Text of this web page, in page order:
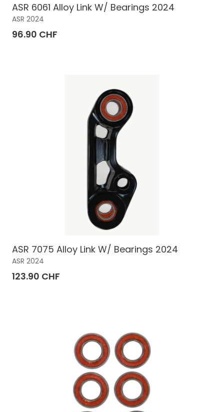
ASR 6061 Alloy Link W/ Bearings 2024
ASR 2024
96.90 CHF
ASR 7075 Alloy Link W/ Bearings 2024
ASR 2024
123.90 CHF